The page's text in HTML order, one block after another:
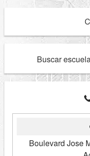
Buscar
Boulevard Jose